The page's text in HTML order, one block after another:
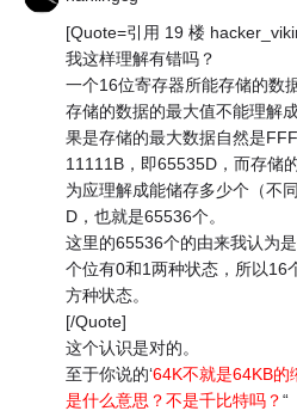
[Quote=引用 19 楼
我这样理解有错吗？
一个16位寄存器所能存储的数
存储的数据的最大值不能理解
果是存储的最大数据自然是
11111B，即65535D，而存储
为应理解成能储存多少个（不
D，也就是65536个。
这里的65536个的由来我认为
个位有0和1两种状态，所以16
方种状态。
[/Quote]
这个认识是对的。
至于你说的‘64K不就是64KB的
是什么意思？不是千比特吗？“